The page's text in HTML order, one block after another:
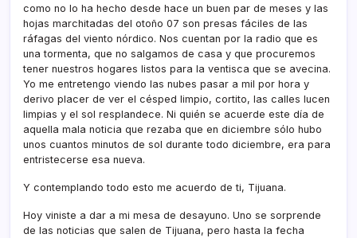
como no lo ha hecho desde hace un buen par de meses y las
hojas marchitadas del otoño 07 son presas fáciles de las
ráfagas del viento nórdico. Nos cuentan por la radio que es
una tormenta, que no salgamos de casa y que procuremos
tener nuestros hogares listos para la ventisca que se avecina.
Yo me entretengo viendo las nubes pasar a mil por hora y
derivo placer de ver el césped limpio, cortito, las calles lucen
limpias y el sol resplandece. Ni quién se acuerde este dí­a de
aquella mala noticia que rezaba que en diciembre sólo hubo
unos cuantos minutos de sol durante todo diciembre, era para
entristecerse esa nueva.
Y contemplando todo esto me acuerdo de ti, Tijuana.
Hoy viniste a dar a mi mesa de desayuno. Uno se sorprende
de las noticias que salen de Tijuana, pero hasta la fecha